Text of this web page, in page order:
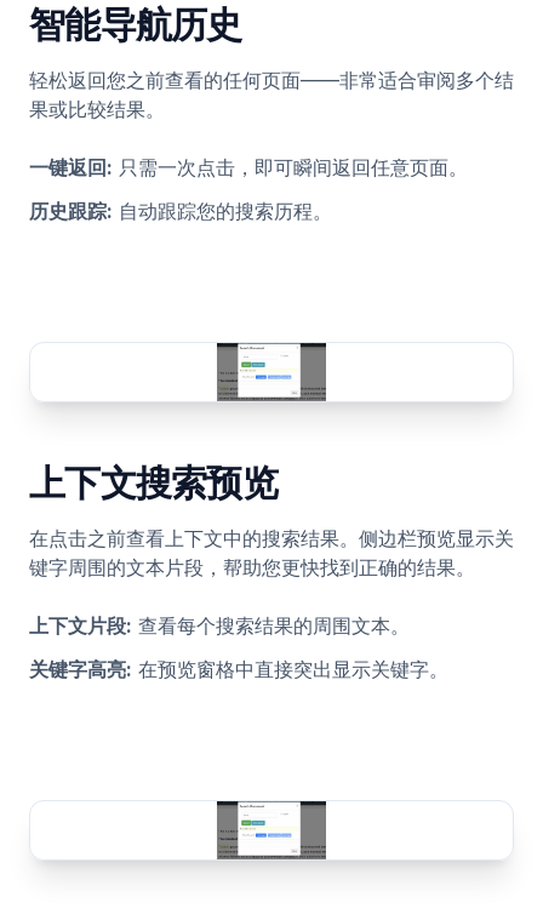
智能导航历史
轻松返回您之前查看的任何页面——非常适合审阅多个结
果或比较结果。
一键返回 : 只需一次点击，即可瞬间返回任意页面。
历史跟踪: 自动跟踪您的搜索历程。
上下文搜索预览
在点击之前查看上下文中的搜索结果。侧边栏预览显示关
键字周围的文本片段，帮助您更快找到正确的结果。
上下文片段: 查看每个搜索结果的周围文本。
关键字高亮: 在预览窗格中直接突出显示关键字。